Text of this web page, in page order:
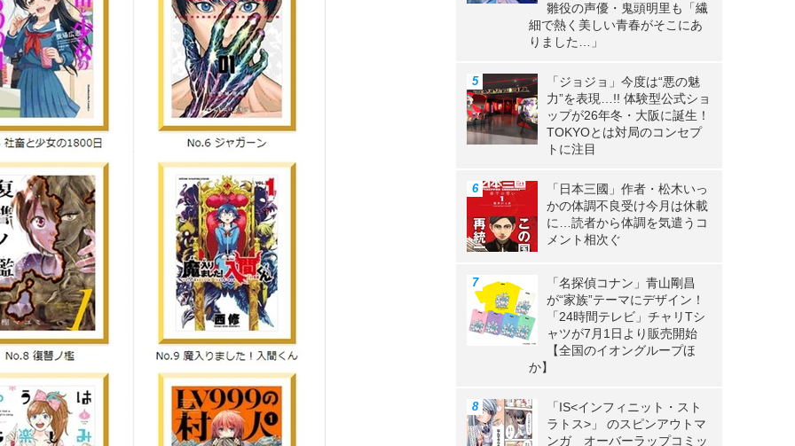
雛役の声優・鬼頭明里も「繊
細で熱く美しい青春がそこにあ
りました…」
「ジョジョ」今度は“悪の魅
力”を表現…!! 体験型公式ショ
ップが26年冬・大阪に誕生！
TOKYOとは対局のコンセプ
トに注目
「日本三國」作者・松木いっ
かの体調不良受け今月は休載
に…読者から体調を気遣うコ
メント相次ぐ
「名探偵コナン」青山剛昌
が“家族”テーマにデザイン！
「24時間テレビ」チャリTシ
ャツが7月1日より販売開始
【全国のイオングループほ
か】
「IS<インフィニット・スト
ラトス>」 のスピンアウトマ
ンガ オーバーラップコミッ